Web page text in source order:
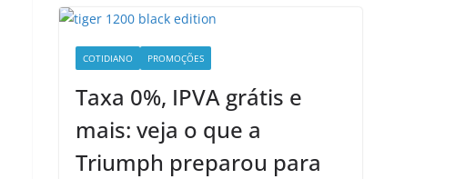
COTIDIANO PROMOÇÕES
Taxa 0%, IPVA grátis e
mais: veja o que a
Triumph preparou para